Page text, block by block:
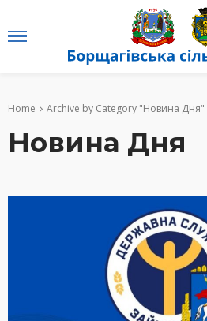
Home Archive by Category "Новина Дня"
Новина Дня